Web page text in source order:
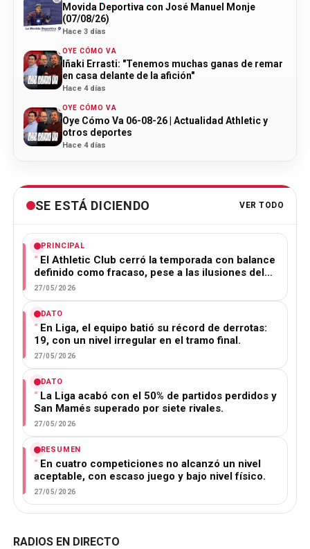
Movida Deportiva con José Manuel Monje
(07/08/26)
Hace 3 días
OYE CÓMO VA
Iñaki Errasti: "Tenemos muchas ganas de remar
en casa delante de la afición"
Hace 4 días
OYE CÓMO VA
Oye Cómo Va 06-08-26 | Actualidad Athletic y
otros deportes
Hace 4 días
SE ESTÁ DICIENDO VER TODO
PRINCIPAL
El Athletic Club cerró la temporada con balance
definido como fracaso, pese a las ilusiones del…
27/05/2026
DATO
En Liga, el equipo batió su récord de derrotas:
19, con un nivel irregular en el tramo final.
27/05/2026
DATO
La Liga acabó con el 50% de partidos perdidos y
San Mamés superado por siete rivales.
27/05/2026
RESUMEN
En cuatro competiciones no alcanzó un nivel
aceptable, con escaso juego y bajo nivel físico.
27/05/2026
RADIOS EN DIRECTO